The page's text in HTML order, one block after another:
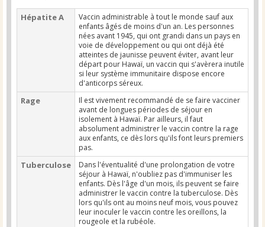
Hépatite A
Vaccin administrable à tout le monde sauf aux
enfants âgés de moins d'un an. Les personnes
nées avant 1945, qui ont grandi dans un pays en
voie de développement ou qui ont déjà été
atteintes de jaunisse peuvent éviter, avant leur
départ pour Hawaï, un vaccin qui s'avèrera inutile
si leur système immunitaire dispose encore
d'anticorps séreux.
Rage
Il est vivement recommandé de se faire vacciner
avant de longues périodes de séjour en
isolement à Hawaï. Par ailleurs, il faut
absolument administrer le vaccin contre la rage
aux enfants, ce dès lors qu'ils font leurs premiers
pas.
Tuberculose
Dans l'éventualité d'une prolongation de votre
séjour à Hawaï, n'oubliez pas d'immuniser les
enfants. Dès l'âge d'un mois, ils peuvent se faire
administrer le vaccin contre la tuberculose. Dès
lors qu'ils ont au moins neuf mois, vous pouvez
leur inoculer le vaccin contre les oreillons, la
rougeole et la rubéole.